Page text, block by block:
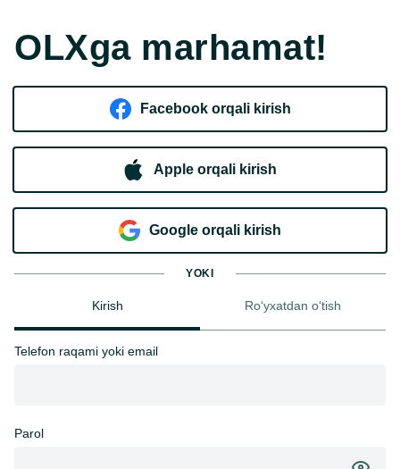
OLXga marhamat!
Facebook orqali kirish​
Apple orqali kirish
Goo​g​le orqali kirish
YOKI
Kirish Ro‘yxatdan o‘tish
Telefon raqami yoki email
Parol